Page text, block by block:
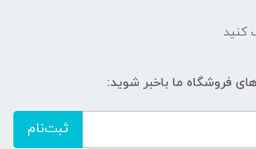
کنید
فروشگاه ما باخبر شوید:
ثبت‌نام